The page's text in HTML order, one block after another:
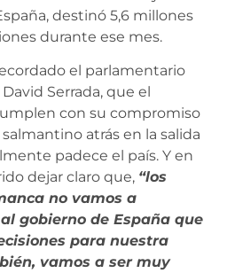
destinó 5,6 millones
durante ese mes.
el parlamentario
Serrada, que el
con su compromiso
atrás en la salida
padece el país. Y en
dejar claro que, “los
no vamos a
gobierno de España que
para nuestra
vamos a ser muy